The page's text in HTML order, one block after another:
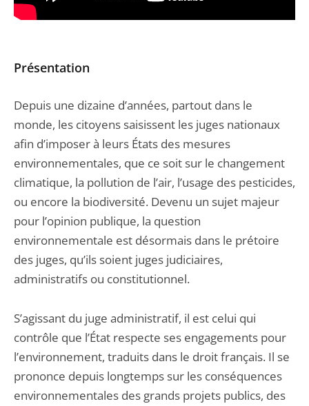
Présentation
Depuis une dizaine d’années, partout dans le
monde, les citoyens saisissent les juges nationaux
afin d’imposer à leurs États des mesures
environnementales, que ce soit sur le changement
climatique, la pollution de l’air, l’usage des pesticides,
ou encore la biodiversité. Devenu un sujet majeur
pour l’opinion publique, la question
environnementale est désormais dans le prétoire
des juges, qu’ils soient juges judiciaires,
administratifs ou constitutionnel.
S’agissant du juge administratif, il est celui qui
contrôle que l’État respecte ses engagements pour
l’environnement, traduits dans le droit français. Il se
prononce depuis longtemps sur les conséquences
environnementales des grands projets publics, des